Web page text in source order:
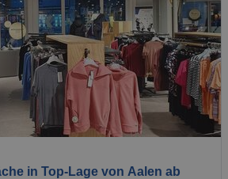
in Top-Lage von Aalen ab